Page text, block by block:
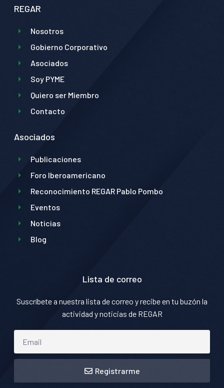
REGAR
Nosotros
Gobierno Corporativo
Asociados
Soy PYME
Quiero ser Miembro
Contacto
Asociados
Publicaciones
Foro Iberoamericano
Reconocimiento REGAR Pablo Pombo
Eventos
Noticias
Blog
Lista de correo
Suscríbete a nuestra lista de correo y recibe en tu buzón la
actividad y noticias de REGAR
Registrarme